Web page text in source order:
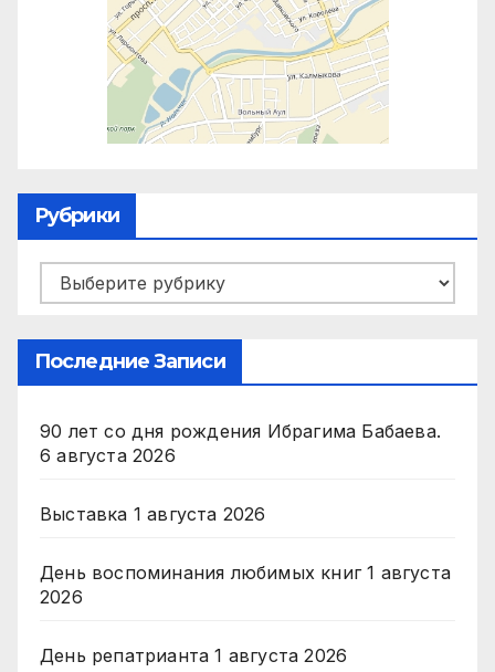
Рубрики
Рубрики
Последние Записи
90 лет со дня рождения Ибрагима Бабаева.
6 августа 2026
Выставка 1 августа 2026
День воспоминания любимых книг 1 августа
2026
День репатрианта 1 августа 2026